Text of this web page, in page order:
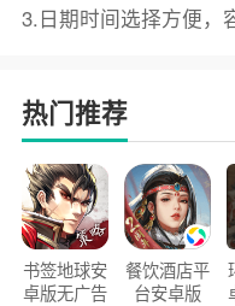
3.日期时间选择方便，
热门推荐
书签地球安
卓版无广告
餐饮酒店平
台安卓版